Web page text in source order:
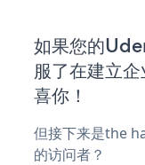
如果您的
服了在建立
喜你！
但接下来是the
的访问者？